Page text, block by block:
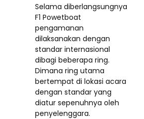
Selama diberlangsungnya
F1 Powetboat
pengamanan
dilaksanakan dengan
standar internasional
dibagi beberapa ring.
Dimana ring utama
bertempat di lokasi acara
dengan standar yang
diatur sepenuhnya oleh
penyelenggara.